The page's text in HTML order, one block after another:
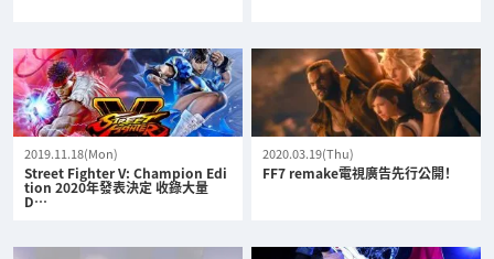
2019.11.18(Mon)
Street Fighter V: Champion Edi
tion 2020年發表決定 收錄大量
D…
2020.03.19(Thu)
FF7 remake電視廣告先行公開！